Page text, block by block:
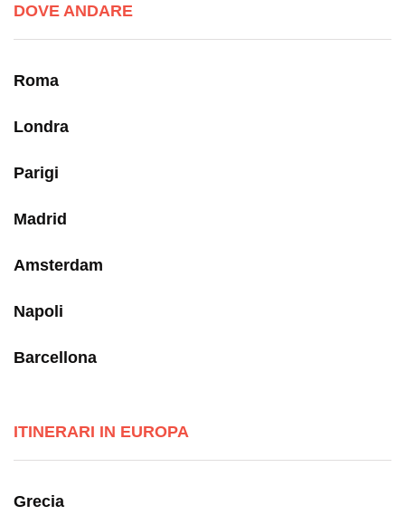
DOVE ANDARE
Roma
Londra
Parigi
Madrid
Amsterdam
Napoli
Barcellona
ITINERARI IN EUROPA
Grecia